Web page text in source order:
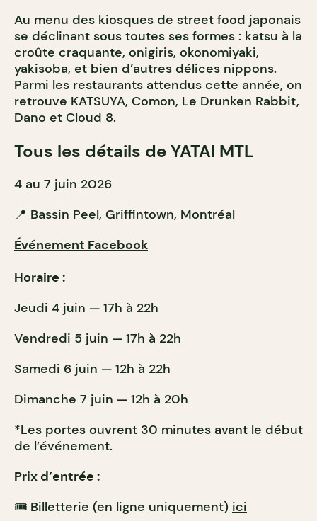
Au menu des kiosques de street food japonais
se déclinant sous toutes ses formes : katsu à la
croûte craquante, onigiris, okonomiyaki,
yakisoba, et bien d’autres délices nippons.
Parmi les restaurants attendus cette année, on
retrouve KATSUYA, Comon, Le Drunken Rabbit,
Dano et Cloud 8.
Tous les détails de YATAI MTL
4 au 7 juin 2026
📍 Bassin Peel, Griffintown, Montréal
Événement Facebook
Horaire :
Jeudi 4 juin — 17h à 22h
Vendredi 5 juin — 17h à 22h
Samedi 6 juin — 12h à 22h
Dimanche 7 juin — 12h à 20h
*Les portes ouvrent 30 minutes avant le début
de l’événement.
Prix d’entrée :
🎟️ Billetterie (en ligne uniquement) ici